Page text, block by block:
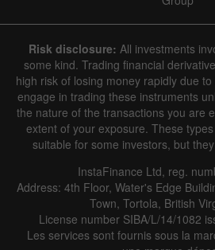
Risk disclosure: All investments
some kind. Trading financial
high risk of losing money rapidly due
engage in trading these instruments
the nature of the transactions you are
extent of your exposure. These
suitable for some investors, but
InstaFinance Ltd, reg.
Address: 4th Floor, Water's Edge
Town, Tortola, British
License number SIBA/L/14/1082
Les services sont fournis sous la